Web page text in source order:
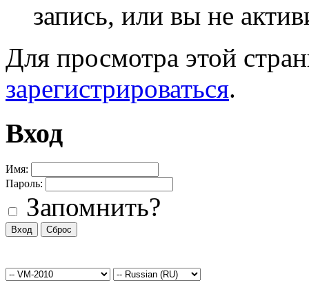
запись, или вы не
Для просмотра этой
зарегистрироваться.
Вход
Имя:
Пароль:
Запомнить?